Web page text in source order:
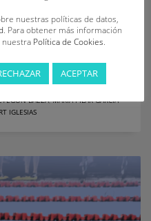
la Liga Española de Clubes
que
,CÉSAR TIJERO VALLEJO,EVA
BAEZA,MARÍA PILAR GARCÍA
IGLESIAS
nuestras políticas de datos,
. Para obtener más información
nuestra Política de Cookies.
ACEPTAR